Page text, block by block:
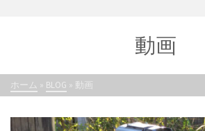
動画
ホーム » BLOG » 動画